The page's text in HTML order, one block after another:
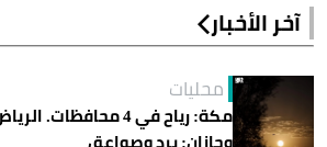
آخر الأخبار
محليات